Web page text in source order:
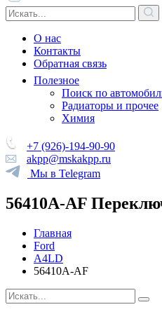
О нас
Контакты
Обратная связь
Полезное
Поиск по
Радиаторы и прочее
Химия
+7 (926)-194-90-90
akpp@mskakpp.ru
Мы в Telegram
56410A-AF
Главная
Ford
A4LD
56410A-AF